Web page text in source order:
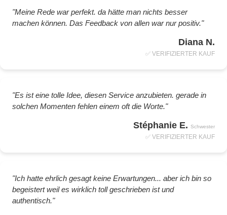
"Meine Rede war perfekt. da hätte man nichts besser
machen können. Das Feedback von allen war nur positiv."
Diana N.
✅ VERIFIZIERTER KAUF
"Es ist eine tolle Idee, diesen Service anzubieten. gerade in
solchen Momenten fehlen einem oft die Worte."
Stéphanie E. Schwester
✅ VERIFIZIERTER KAUF
"Ich hatte ehrlich gesagt keine Erwartungen... aber ich bin so
begeistert weil es wirklich toll geschrieben ist und
authentisch."